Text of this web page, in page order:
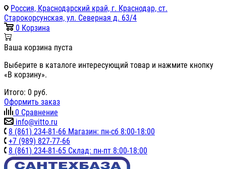
Россия, Краснодарский край, г. Краснодар, ст.
Старокорсунская, ул. Северная д. 63/4
0 Корзина
Ваша корзина пуста
Выберите в каталоге интересующий товар и нажмите кнопку
«В корзину».
Итого: 0 руб.
Оформить заказ
0 Сравнение
info@vitto.ru
8 (861) 234-81-66 Магазин: пн-сб 8:00-18:00
+7 (989) 827-77-66
8 (861) 234-81-65 Склад: пн-пт 8:00-18:00